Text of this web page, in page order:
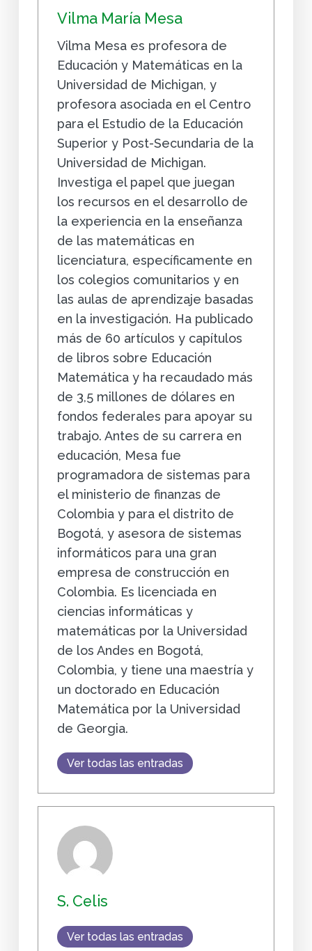
Vilma María Mesa
Vilma Mesa es profesora de
Educación y Matemáticas en la
Universidad de Michigan, y
profesora asociada en el Centro
para el Estudio de la Educación
Superior y Post-Secundaria de la
Universidad de Michigan.
Investiga el papel que juegan
los recursos en el desarrollo de
la experiencia en la enseñanza
de las matemáticas en
licenciatura, específicamente en
los colegios comunitarios y en
las aulas de aprendizaje basadas
en la investigación. Ha publicado
más de 60 artículos y capítulos
de libros sobre Educación
Matemática y ha recaudado más
de 3,5 millones de dólares en
fondos federales para apoyar su
trabajo. Antes de su carrera en
educación, Mesa fue
programadora de sistemas para
el ministerio de finanzas de
Colombia y para el distrito de
Bogotá, y asesora de sistemas
informáticos para una gran
empresa de construcción en
Colombia. Es licenciada en
ciencias informáticas y
matemáticas por la Universidad
de los Andes en Bogotá,
Colombia, y tiene una maestría y
un doctorado en Educación
Matemática por la Universidad
de Georgia.
Ver todas las entradas
S. Celis
Ver todas las entradas